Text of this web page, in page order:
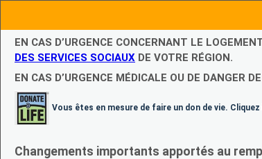
EN CAS D’URGENCE CONCERNANT LE
DES SERVICES SOCIAUX DE VOTRE RÉGION.
EN CAS D’URGENCE MÉDICALE OU DE DANGER
Vous êtes en mesure de faire un don de vie.
Changements importants apportés au